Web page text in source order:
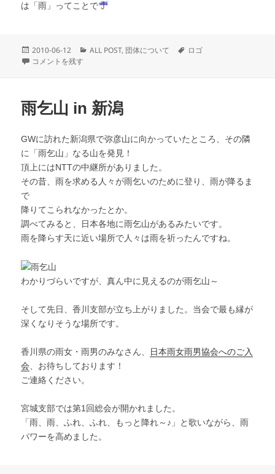
は「雨」ってことで
投
稿
2010-06-12
カ
ALL POST, 団体について
タ
ロゴ
公式ロゴマーク決定のお知らせ に
コメントを残す
雨乞山 in 新潟
GWに訪れた新潟県で弥彦山に向かっていたところ、その隣
に「雨乞山」なる山を発見！
頂上にはNTTの中継所がありました。
その昔、雨を求める人々が雨乞いのために登り、雨が降るま
で
降りてこられなかったとか。
調べてみると、日本各地に雨乞山があるみたいです。
雨を降らす天に近い場所で人々は雨を祈ったんですね。
わかりづらいですが、真ん中に見えるのが雨乞山～
そして先日、香川支部が立ち上がりました。当会で最も縁が
深くなりそうな場所です。
香川県の雨女・雨男のみなさん、 日本雨女雨男協会へのご入
会 、お待ちしております！
ご連絡ください。
宮城支部では第1回総会が開かれました。
「雨、雨、ふれ、ふれ、もっと降れ～♪」と歌いながら、雨
パワーを高めました。